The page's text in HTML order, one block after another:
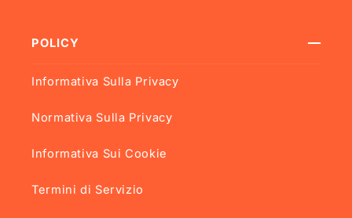
POLICY
Informativa Sulla Privacy
Normativa Sulla Privacy
Informativa Sui Cookie
Termini di Servizio